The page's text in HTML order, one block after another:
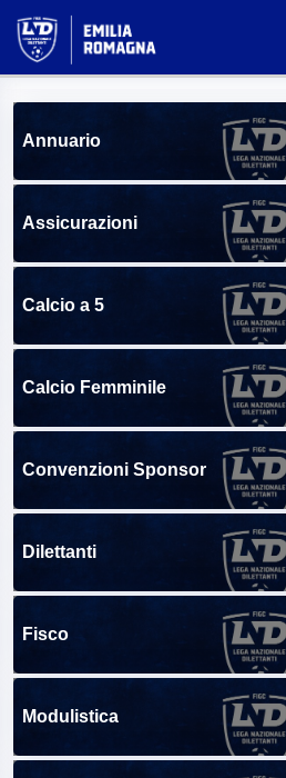
Annuario
Assicurazioni
Calcio a 5
Calcio Femminile
Convenzioni Sponsor
Dilettanti
Fisco
Modulistica